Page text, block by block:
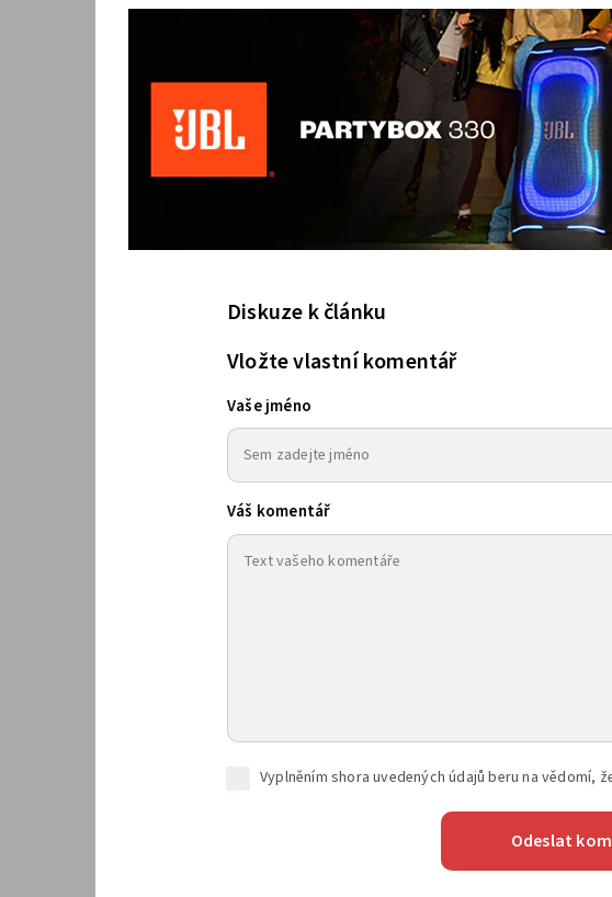
Diskuze k článku
Vložte vlastní komentář
Vaše jméno
Váš komentář